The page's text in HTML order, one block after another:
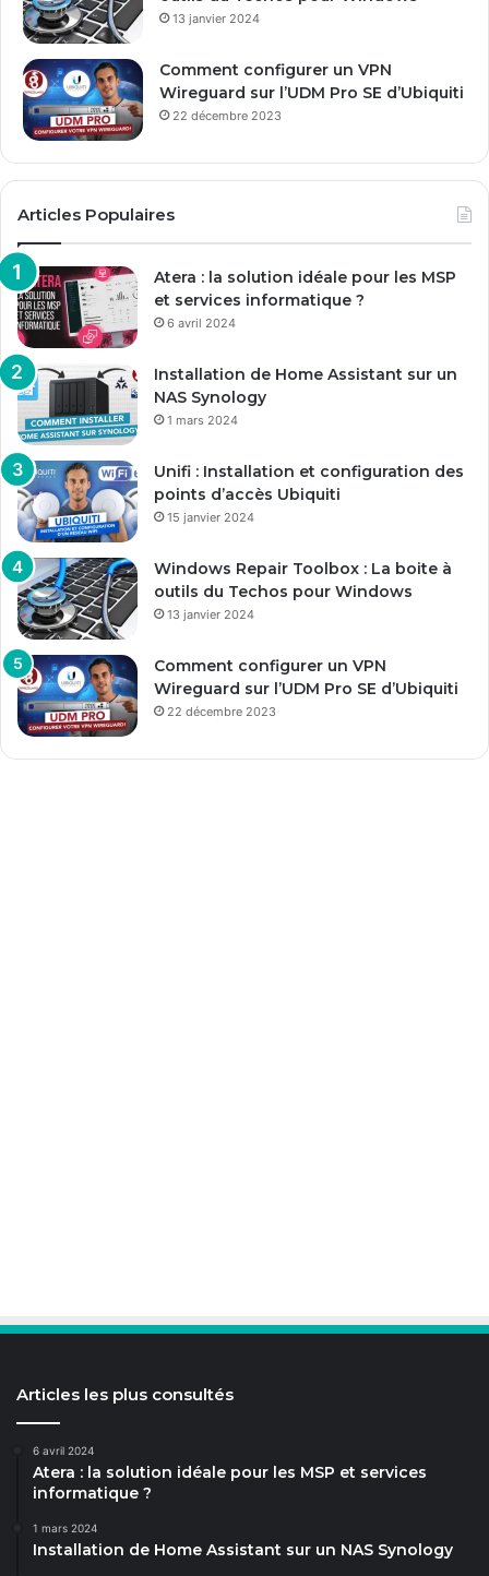
13 janvier 2024
Comment configurer un VPN
Wireguard sur l’UDM Pro SE d’Ubiquiti
22 décembre 2023
Articles Populaires
Atera : la solution idéale pour les MSP
et services informatique ?
6 avril 2024
Installation de Home Assistant sur un
NAS Synology
1 mars 2024
Unifi : Installation et configuration des
points d’accès Ubiquiti
15 janvier 2024
Windows Repair Toolbox : La boite à
outils du Techos pour Windows
13 janvier 2024
Comment configurer un VPN
Wireguard sur l’UDM Pro SE d’Ubiquiti
22 décembre 2023
Articles les plus consultés
6 avril 2024
Atera : la solution idéale pour les MSP et services
informatique ?
1 mars 2024
Installation de Home Assistant sur un NAS Synology